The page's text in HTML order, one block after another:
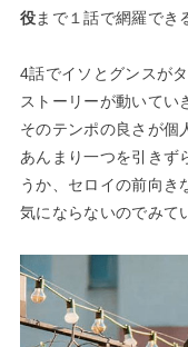
役まで１話で網羅でき
4話でイソとグンスが
ストーリーが動いてい
そのテンポの良さが個
あんまり一つを引きず
うか、セロイの前向き
気にならないのでみて